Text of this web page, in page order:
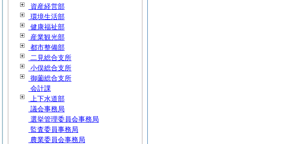
資産経営部
環境生活部
健康福祉部
産業観光部
都市整備部
二見総合支所
小俣総合支所
御薗総合支所
会計課
上下水道部
議会事務局
選挙管理委員会事務局
監査委員事務局
農業委員会事務局